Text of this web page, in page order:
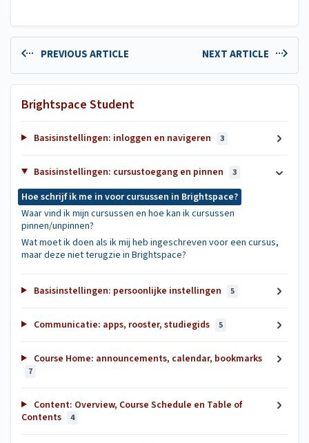
PREVIOUS ARTICLE NEXT ARTICLE
Brightspace Student
Basisinstellingen: inloggen en navigeren 3
Basisinstellingen: cursustoegang en pinnen 3
Hoe schrijf ik me in voor cursussen in Brightspace?
Waar vind ik mijn cursussen en hoe kan ik cursussen
pinnen/unpinnen?
Wat moet ik doen als ik mij heb ingeschreven voor een cursus,
maar deze niet terugzie in Brightspace?
Basisinstellingen: persoonlijke instellingen 5
Communicatie: apps, rooster, studiegids 5
Course Home: announcements, calendar, bookmarks
7
Content: Overview, Course Schedule en Table of
Contents
4